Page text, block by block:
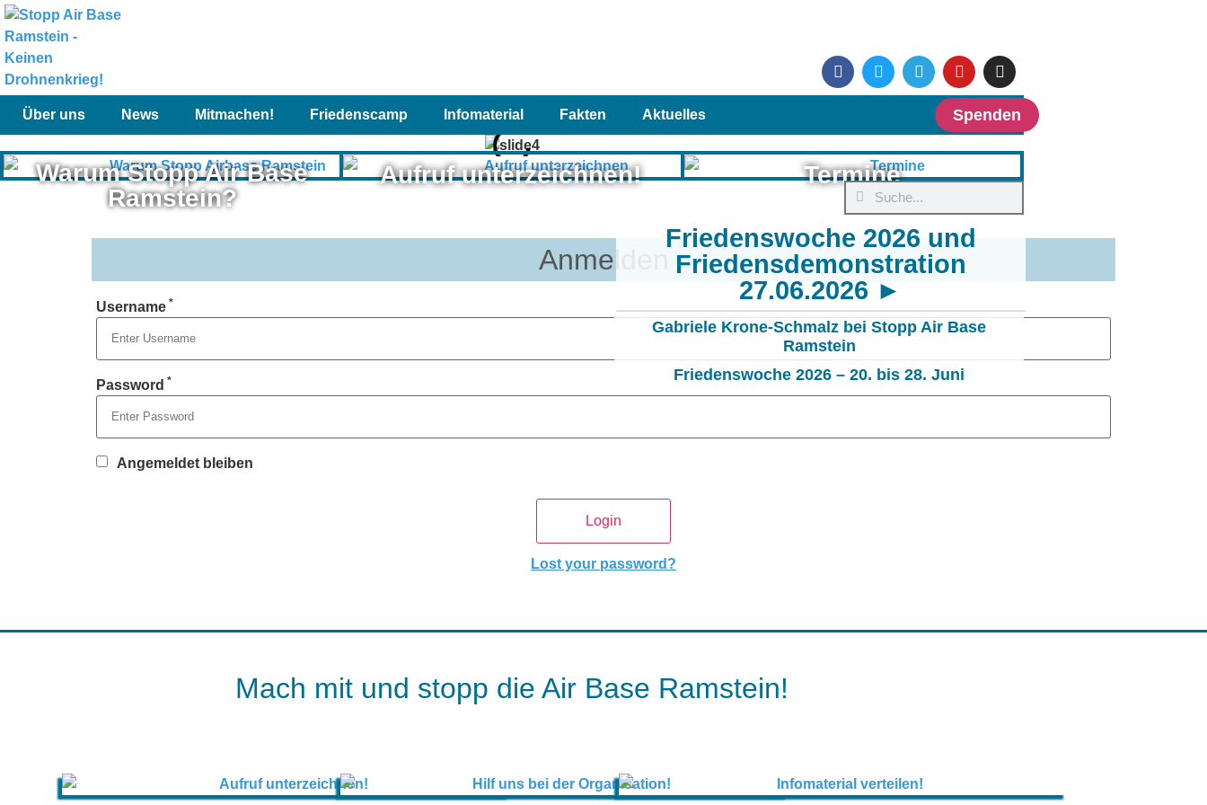
Spenden
Über uns News Mitmachen! Friedenscamp Infomaterial Fakten Aktuelles
Friedenswoche 2026 und
Friedensdemonstration
27.06.2026 ►
Gabriele Krone-Schmalz bei Stopp Air Base
Ramstein
Friedenswoche 2026 – 20. bis 28. Juni
Warum Stopp Air Base
Ramstein?
Aufruf unterzeichnen! Termine
Anmelden
Username *
Password *
Angemeldet bleiben
Lost your password?
Mach mit und stopp die Air Base Ramstein!